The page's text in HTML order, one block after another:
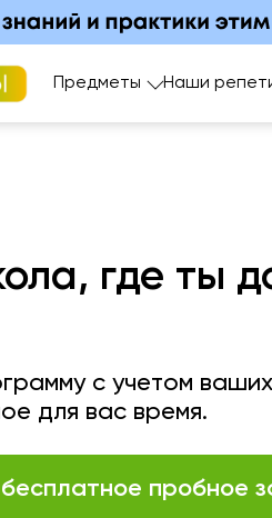
Предметы Наши
где ты
с учетом
для вас время.
пробное